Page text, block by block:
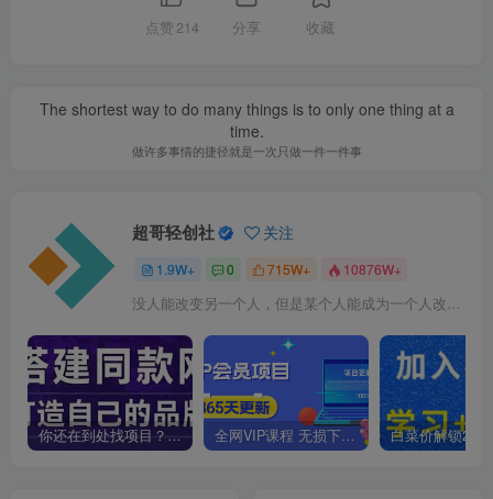
点赞 214 分享 收藏
The shortest way to do many things is to only one thing at a
time.
做许多事情的捷径就是一次只做一件一件事
超哥轻创社 关注
1.9W+ 0 715W+ 10876W+
没人能改变另一个人，但是某个人能成为一个人改变的原因
你还在到处找项目？还在当韭菜？我靠卖项目一个月收入5万+，曾经我也是个失败者。 全网VIP课程 无损下载~